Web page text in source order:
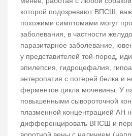
которой подозревают ВПСШ,
похожими симптомами могут
заболевания, в частности
паразитарное заболевание,
у представителей той-пород,
эпилепсия, гидроцефалия,
энтеропатия с потерей белка и
ферментов цикла мочевины. У
повышенными сывороточной
плазменной концентрацией АН
дифференцировать ВПСШ и